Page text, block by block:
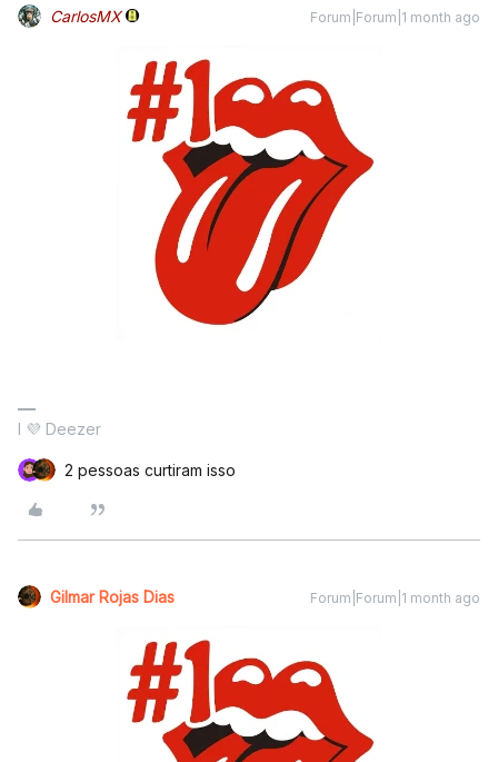
CarlosMX Forum|Forum|1 month ago
I 💜 Deezer
2 pessoas curtiram isso
Gilmar Rojas Dias Forum|Forum|1 month ago